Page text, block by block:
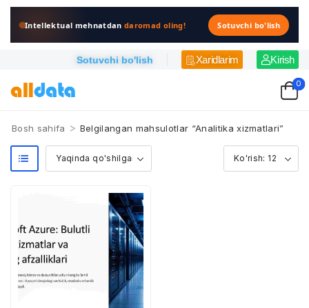
Intellektual mehnatdandaromad oling! Sotuvchi bo'lish
Sotuvchi bo'lish Xaridlarim Kirish
0
Bosh sahifa > Belgilangan mahsulotlar “Analitika xizmatlari”